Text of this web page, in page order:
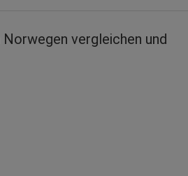
vergleichen und